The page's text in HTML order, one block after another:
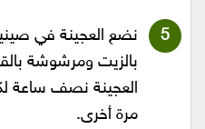
نضع العجينة في
بالزيت ومرشوشة
العجينة نصف ساعة
مرة أخرى.